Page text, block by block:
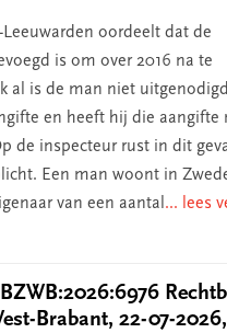
oordeelt dat de
is om over 2016 na te
al is de man niet
en heeft hij die aangifte
de inspecteur rust in dit
Een man woont in
van een aantal ... lees
Brabant, 22-07-